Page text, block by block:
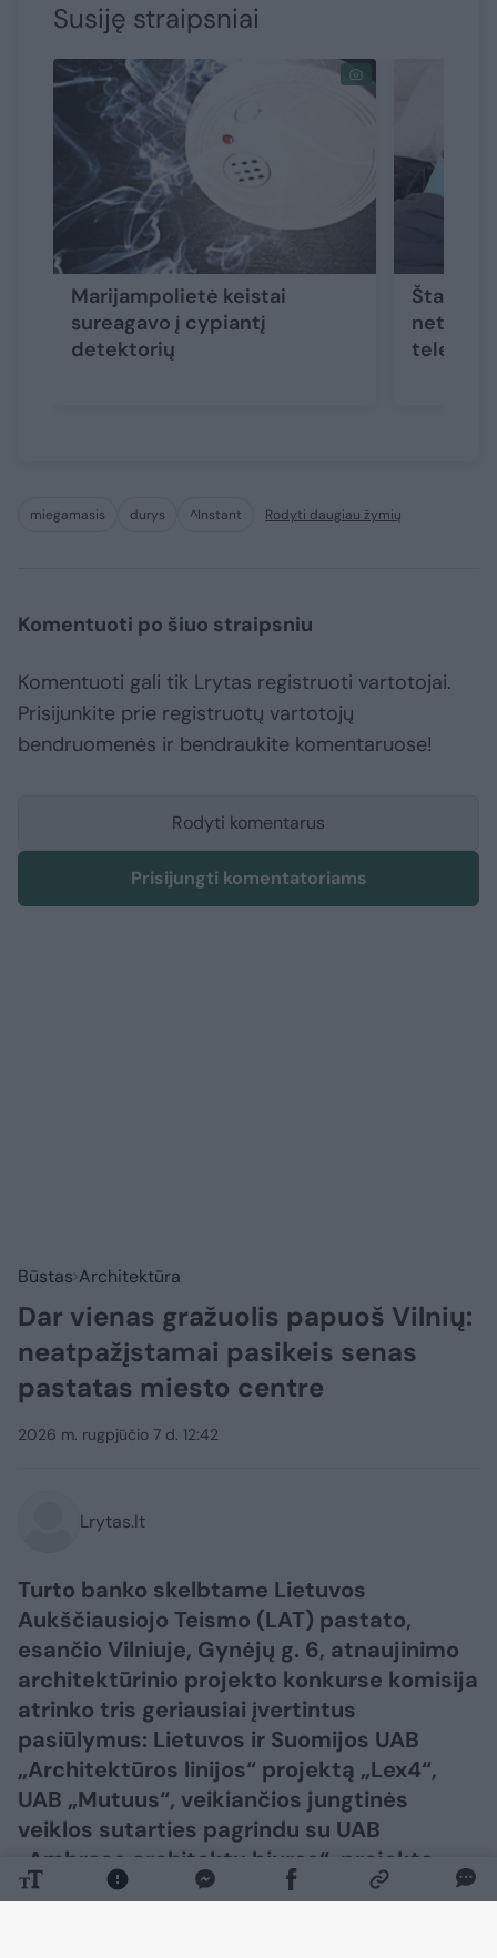
Susiję straipsniai
Marijampolietė keistai
sureagavo į cypiantį
detektorių
Štai
telefono
miegamasis durys ^Instant Rodyti daugiau žymių
Komentuoti po šiuo straipsniu
Komentuoti gali tik Lrytas registruoti vartotojai.
Prisijunkite prie registruotų vartotojų
bendruomenės ir bendraukite komentaruose!
Rodyti komentarus
Prisijungti komentatoriams
Būstas Architektūra
Dar vienas gražuolis papuoš Vilnių:
neatpažįstamai pasikeis senas
pastatas miesto centre
2026 m. rugpjūčio 7 d. 12:42
Lrytas.lt
Turto banko skelbtame Lietuvos
Aukščiausiojo Teismo (LAT) pastato,
esančio Vilniuje, Gynėjų g. 6, atnaujinimo
architektūrinio projekto konkurse komisija
atrinko tris geriausiai įvertintus
pasiūlymus: Lietuvos ir Suomijos UAB
„Architektūros linijos“ projektą „Lex4“,
UAB „Mutuus“, veikiančios jungtinės
veiklos sutarties pagrindu su UAB
„Ambraso architektų biuras“, projektą
„Balansas“ ir AB „PST Group“ projektą